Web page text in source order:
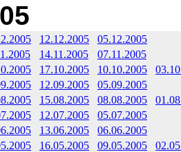
12.12.2005
05.12.2005
14.11.2005
07.11.2005
17.10.2005 10.10.2005
12.09.2005
05.09.2005
15.08.2005 08.08.2005
12.07.2005
05.07.2005
13.06.2005
06.06.2005
16.05.2005 09.05.2005